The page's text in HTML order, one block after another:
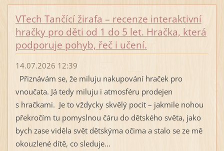
VTech Tančící žirafa – recenze interaktivní
hračky pro děti od 1 do 5 let. Hračka, která
podporuje pohyb, řeč i učení.
14.07.2026 12:39
Přiznávám se, že miluju nakupování hraček pro
vnoučata. Já tedy miluju i atmosféru prodejen
s hračkami. Je to vždycky skvělý pocit – jakmile nohou
překročím tu pomyslnou čáru do dětského světa, jako
bych zase viděla svět dětskýma očima a stalo se ze mě
okouzlené dítě, co sleduje...